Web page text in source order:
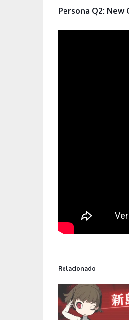
Persona Q2: New
Relacionado